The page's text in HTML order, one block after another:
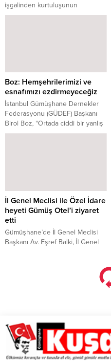
işgalinden kurtuluşunun
104.yıldönümü düzenlenen
Boz: Hemşehrilerimizi ve
esnafımızı ezdirmeyeceğiz
İstanbul Gümüşhane Dernekler
Federasyonu (GÜDEF) Başkanı
Birol Boz, “Ortada ciddi bir yanlış
var ancak buna yanlış diyebilecek
İl Genel Meclisi ile Özel İdare
heyeti Gümüş Otel’i ziyaret
etti
Gümüşhane’de İl Genel Meclisi
Başkanı Av. Eşref Balki, İl Genel
Yardımcısı Kemalettin Demirkıran
çalışmalarının ardından hizmete
açılan...